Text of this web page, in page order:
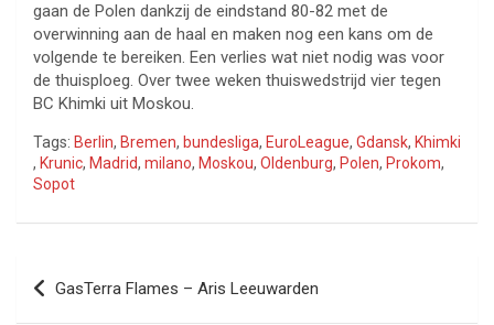
gaan de Polen dankzij de eindstand 80-82 met de
overwinning aan de haal en maken nog een kans om de
volgende te bereiken. Een verlies wat niet nodig was voor
de thuisploeg. Over twee weken thuiswedstrijd vier tegen
BC Khimki uit Moskou.
Tags: Berlin, Bremen, bundesliga, EuroLeague, Gdansk, Khimki
, Krunic, Madrid, milano, Moskou, Oldenburg, Polen, Prokom,
Sopot
Bericht
navigatie
GasTerra Flames – Aris Leeuwarden